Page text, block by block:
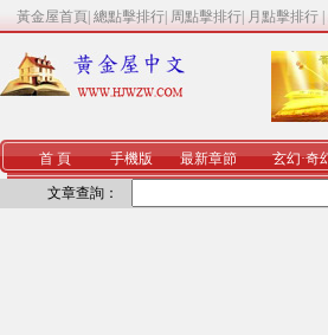
黃金屋首頁 總點擊排行 周點擊排行 月點擊排行
首 頁 手機版 最新章節 玄幻·奇
文章查詢：